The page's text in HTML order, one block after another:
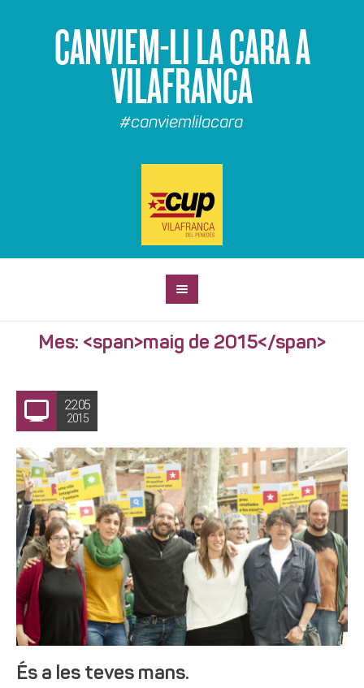
CANVIEM-LI LA CARA A
VILAFRANCA
#canviemlilacara
Mes: <span>maig de 2015</span>
22.05
2015
És a les teves mans.